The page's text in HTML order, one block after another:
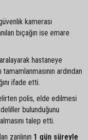
kamerası
bıçağın ise emare
hastaneye
ardından
ifade etti.
polis, elde edilmesi
bulunduğunu
talep etti.
zanlının 1 gün süreyle